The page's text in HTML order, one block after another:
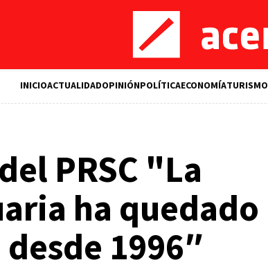
INICIOACTUALIDADOPINIÓNPOLÍTICAECONOMÍATURISMO
PRSC "La
ha quedado
1996″